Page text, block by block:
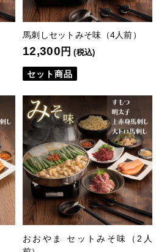
馬刺しセットみそ味（4人前）
12,300 円 (税込)
セット商品
おおやま セットみそ味（2人